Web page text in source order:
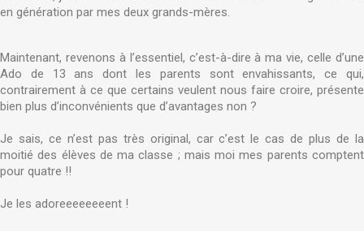
en génération par mes deux grands-mères.
Maintenant, revenons à l’essentiel, c’est-à-dire à ma vie, celle d’une
Ado de 13 ans dont les parents sont envahissants, ce qui,
contrairement à ce que certains veulent nous faire croire, présente
bien plus d’inconvénients que d’avantages non ?
Je sais, ce n’est pas très original, car c’est le cas de plus de la
moitié des élèves de ma classe ; mais moi mes parents comptent
pour quatre !!
Je les adoreeeeeeeent !